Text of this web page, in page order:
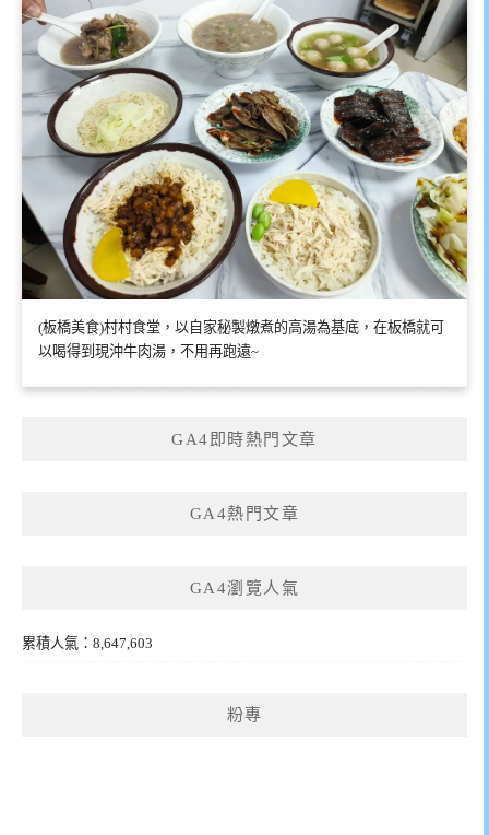
(板橋美食)村村食堂，以自家秘製燉煮的高湯為基底，在板橋就可
以喝得到現沖牛肉湯，不用再跑遠~
GA4即時熱門文章
GA4熱門文章
GA4瀏覽人氣
累積人氣：8,647,603
粉專